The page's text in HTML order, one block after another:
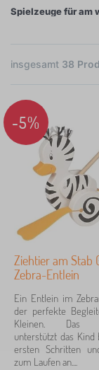
motorische
13
sensorisch
13
Kindesalter
für baby
13
0-12
12
6-18
Preis
42 €
Spielzeuge für am
insgesamt 38
-5%
Ziehtier am Stab
Zebra-Entlein
Ein Entlein im
der perfekte
Kleinen. Das
unterstützt das Kind
ersten Schritten
zum Laufen an....